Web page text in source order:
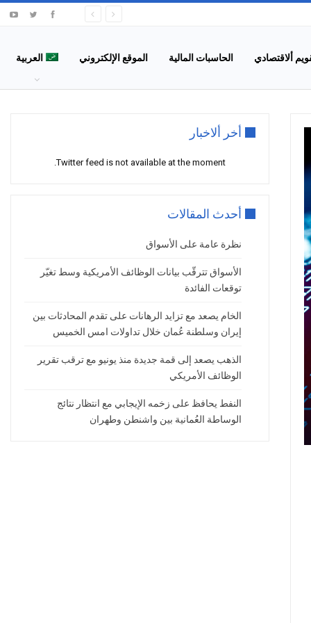
ألاقتصادي الحاسبات المالية الموقع الإلكتروني العربية
أخر ألاخبار
Twitter feed is not available at the moment.
أحدث المقالات
نظرة عامة على الأسواق
الأسواق تترقّب بيانات الوظائف الأمريكية وسط تغيّر
توقعات الفائدة
الخام يصعد مع تزايد الرهانات على تقدم المحادثات بين
إيران وسلطنة عُمان خلال تداولات امس الخميس
الذهب يصعد إلى قمة جديدة منذ يونيو مع ترقب تقرير
الوظائف الأمريكي
النفط يحافظ على زخمه الإيجابي مع انتظار نتائج
الوساطة العُمانية بين واشنطن وطهران